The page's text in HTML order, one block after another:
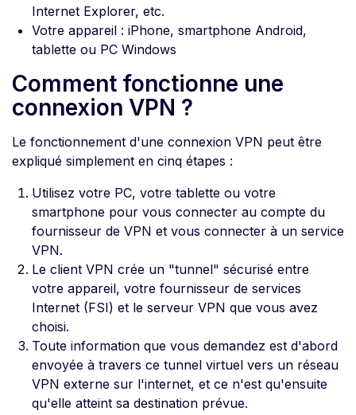
Internet Explorer, etc.
Votre appareil : iPhone, smartphone Android,
tablette ou PC Windows
Comment fonctionne une
connexion VPN ?
Le fonctionnement d'une connexion VPN peut être
expliqué simplement en cinq étapes :
Utilisez votre PC, votre tablette ou votre
smartphone pour vous connecter au compte du
fournisseur de VPN et vous connecter à un service
VPN.
Le client VPN crée un "tunnel" sécurisé entre
votre appareil, votre fournisseur de services
Internet (FSI) et le serveur VPN que vous avez
choisi.
Toute information que vous demandez est d'abord
envoyée à travers ce tunnel virtuel vers un réseau
VPN externe sur l'internet, et ce n'est qu'ensuite
qu'elle atteint sa destination prévue.